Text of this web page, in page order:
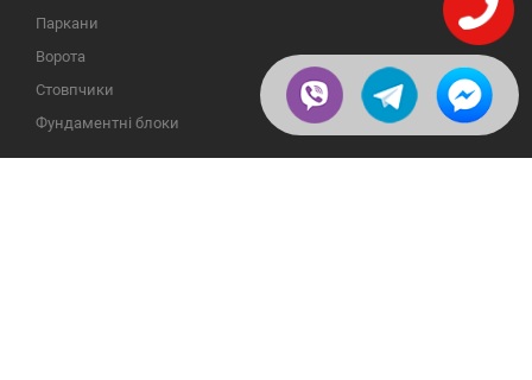
Паркани
Ворота
Стовпчики
Фундаментні блоки